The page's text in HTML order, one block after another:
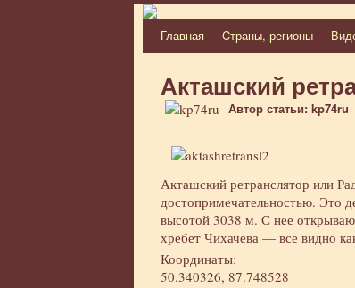
Перейти
содержимому
Главная Cтраны, регионы
Акташский
Автор статьи: kp74ru
Акташский ретранслятор или
достопримечательностью. Это
высотой 3038 м. С нее
хребет Чихачева — все видно
Координаты:
50.340326, 87.748528